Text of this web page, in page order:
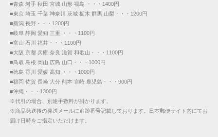
■青森 岩手 秋田 宮城 山形 福島 ・・・1400円
■東京 埼玉 千葉 神奈川 茨城 栃木 群馬 山梨・・・1200円
■新潟 長野・・・1200円
■岐阜 静岡 愛知 三重 ・・・1100円
■富山 石川 福井・・・1100円
■大阪 京都 兵庫 奈良 滋賀 和歌山・・・1100円
■鳥取 島根 岡山 広島 山口・・・1000円
■徳島 香川 愛媛 高知 ・・・1000円
■福岡 佐賀 長崎 大分 熊本 宮崎 鹿児島・・・900円
■沖縄・・・1300円
※代引の場合、別途手数料が掛かります。
※商品発送後の発送メールに追跡番号記載しております。日本郵便サイト内にてお
届け日時をご指定いただけます。